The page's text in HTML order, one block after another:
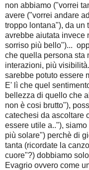
non abbiamo ("vorrei
avere ("vorrei andare
troppo lontana"), da un
avrebbe aiutata invece
sorriso più bello")...
che quella persona sta
interazioni, più
sarebbe potuto essere
E' lì che quel
bellezza di quello che
non è cosi brutto"),
catechesi da ascoltare
essere utile a.."),
più solare") perchè di
tanta (ricordate la
cuore"?) dobbiamo
Evagrio ovvero come